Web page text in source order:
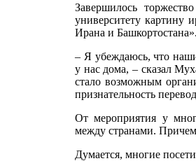
Завершилось
университету картину
Ирана и Башкортостана».
– Я убеждаюсь, что
у нас дома, – сказал
стало возможным
признательность
От мероприятия у
между странами.
Думается, многие